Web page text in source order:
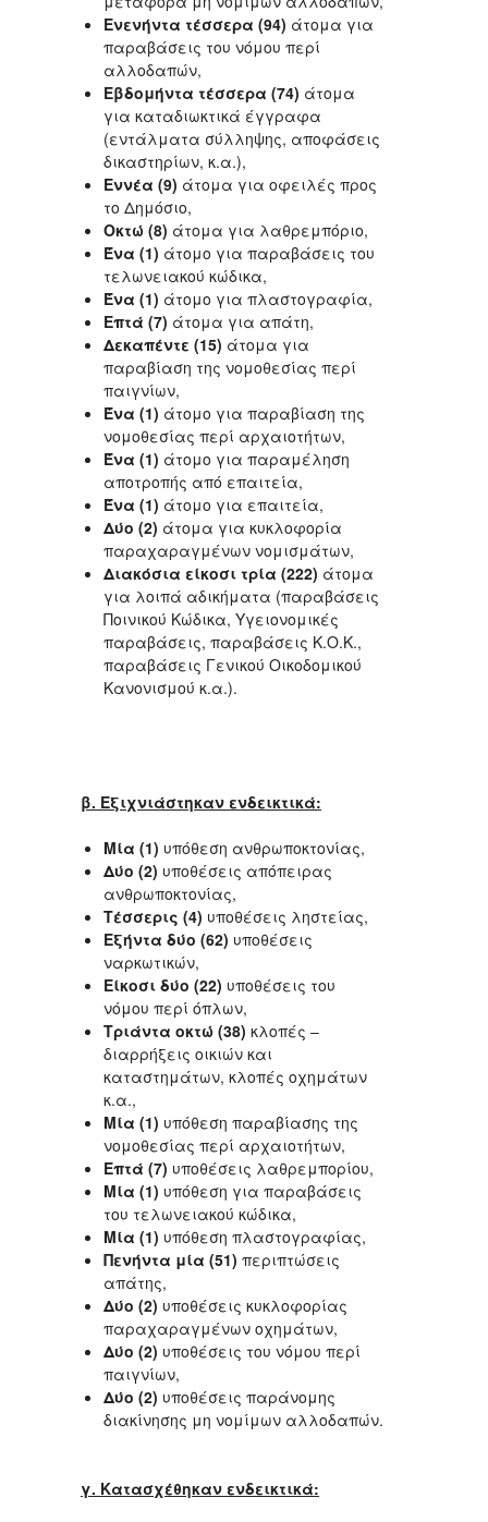
Ενενήντα τέσσερα (94) άτομα για
παραβάσεις του νόμου περί
αλλοδαπών,
Εβδομήντα τέσσερα (74) άτομα
για καταδιωκτικά έγγραφα
(εντάλματα σύλληψης, αποφάσεις
δικαστηρίων, κ.α.),
Εννέα (9) άτομα για οφειλές προς
το Δημόσιο,
Οκτώ (8) άτομα για λαθρεμπόριο,
Ένα (1) άτομο για παραβάσεις του
τελωνειακού κώδικα,
Ένα (1) άτομο για πλαστογραφία,
Επτά (7) άτομα για απάτη,
Δεκαπέντε (15) άτομα για
παραβίαση της νομοθεσίας περί
παιγνίων,
Ένα (1) άτομο για παραβίαση της
νομοθεσίας περί αρχαιοτήτων,
Ένα (1) άτομο για παραμέληση
αποτροπής από επαιτεία,
Ένα (1) άτομο για επαιτεία,
Δύο (2) άτομα για κυκλοφορία
παραχαραγμένων νομισμάτων,
Διακόσια είκοσι τρία (222) άτομα
για λοιπά αδικήματα (παραβάσεις
Ποινικού Κώδικα, Υγειονομικές
παραβάσεις, παραβάσεις Κ.Ο.Κ.,
παραβάσεις Γενικού Οικοδομικού
Κανονισμού κ.α.).
β. Εξιχνιάστηκαν ενδεικτικά:
Μία (1) υπόθεση ανθρωποκτονίας,
Δύο (2) υποθέσεις απόπειρας
ανθρωποκτονίας,
Τέσσερις (4) υποθέσεις ληστείας,
Εξήντα δύο (62) υποθέσεις
ναρκωτικών,
Είκοσι δύο (22) υποθέσεις του
νόμου περί όπλων,
Τριάντα οκτώ (38) κλοπές –
διαρρήξεις οικιών και
καταστημάτων, κλοπές οχημάτων
κ.α.,
Μία (1) υπόθεση παραβίασης της
νομοθεσίας περί αρχαιοτήτων,
Επτά (7) υποθέσεις λαθρεμπορίου,
Μία (1) υπόθεση για παραβάσεις
του τελωνειακού κώδικα,
Μία (1) υπόθεση πλαστογραφίας,
Πενήντα μία (51) περιπτώσεις
απάτης,
Δύο (2) υποθέσεις κυκλοφορίας
παραχαραγμένων οχημάτων,
Δύο (2) υποθέσεις του νόμου περί
παιγνίων,
Δύο (2) υποθέσεις παράνομης
διακίνησης μη νομίμων αλλοδαπών.
γ. Κατασχέθηκαν ενδεικτικά: